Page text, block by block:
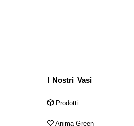
I Nostri Vasi
Prodotti
Anima Green